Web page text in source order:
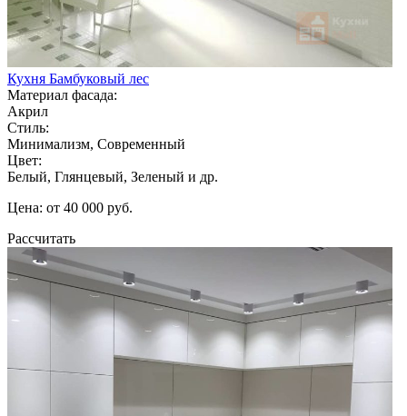
Кухня Бамбуковый лес
Материал фасада:
Акрил
Стиль:
Минимализм, Современный
Цвет:
Белый, Глянцевый, Зеленый и др.
Цена: от 40 000 руб.
Рассчитать